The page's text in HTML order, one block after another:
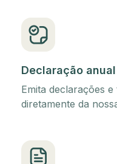
Declaração anual
Emita declarações
diretamente da